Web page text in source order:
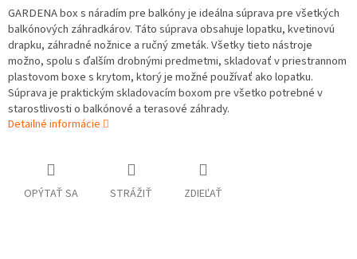
GARDENA box s náradím pre balkóny je ideálna súprava pre všetkých
balkónových záhradkárov. Táto súprava obsahuje lopatku, kvetinovú
drapku, záhradné nožnice a ručný zmeták. Všetky tieto nástroje
možno, spolu s ďalším drobnými predmetmi, skladovať v priestrannom
plastovom boxe s krytom, ktorý je možné používať ako lopatku.
Súprava je praktickým skladovacím boxom pre všetko potrebné v
starostlivosti o balkónové a terasové záhrady.
Detailné informácie
OPÝTAŤ SA STRÁŽIŤ ZDIEĽAŤ